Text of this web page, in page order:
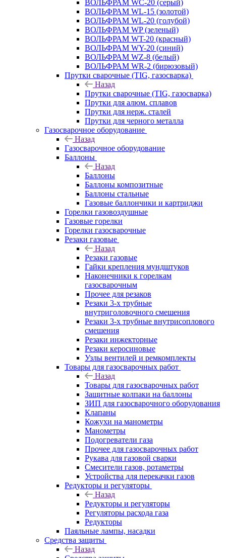
ВОЛЬФРАМ WC-20 (серый)
ВОЛЬФРАМ WL-15 (золотой)
ВОЛЬФРАМ WL-20 (голубой)
ВОЛЬФРАМ WP (зеленый)
ВОЛЬФРАМ WT-20 (красный)
ВОЛЬФРАМ WY-20 (синий)
ВОЛЬФРАМ WZ-8 (белый)
ВОЛЬФРАМ WR-2 (бирюзовый)
Прутки сварочные (TIG, газосварка)
Назад
Прутки сварочные (TIG, газосварка)
Прутки для алюм. сплавов
Прутки для нерж. сталей
Прутки для черного металла
Газосварочное оборудование
Назад
Газосварочное оборудование
Баллоны
Назад
Баллоны
Баллоны композитные
Баллоны стальные
Газовые баллончики и картриджи
Горелки газовоздушные
Газовые горелки
Горелки газосварочные
Резаки газовые
Назад
Резаки газовые
Гайки крепления мундштуков
Наконечники к горелкам
газосварочным
Прочее для резаков
Резаки 3-х трубные
внутриголовочного смешения
Резаки 3-х трубные внутрисоплового
смешения
Резаки инжекторные
Резаки керосиновые
Узлы вентилей и ремкомплекты
Товары для газосварочных работ
Назад
Товары для газосварочных работ
Защитные колпаки на баллоны
ЗИП для газосварочного оборудования
Клапаны
Кожухи на манометры
Манометры
Подогреватели газа
Прочее для газосварочных работ
Рукава для газовой сварки
Смесители газов, ротаметры
Устройства для перекачки газов
Редукторы и регуляторы
Назад
Редукторы и регуляторы
Регуляторы расхода газа
Редукторы
Паяльные лампы, насадки
Средства защиты
Назад